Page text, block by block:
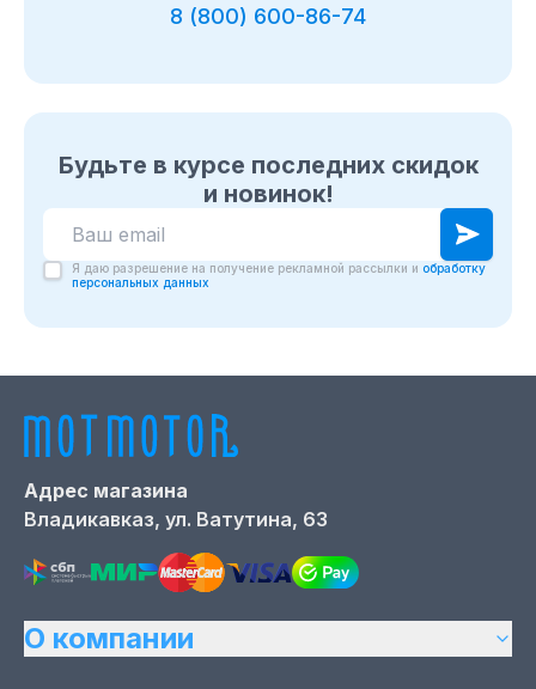
8 (800) 600-86-74
Будьте в курсе последних скидок
и новинок!
Я даю разрешение на получение рекламной рассылки и обработку
персональных данных
Адрес магазина
Владикавказ, ул. Ватутина, 63
О компании